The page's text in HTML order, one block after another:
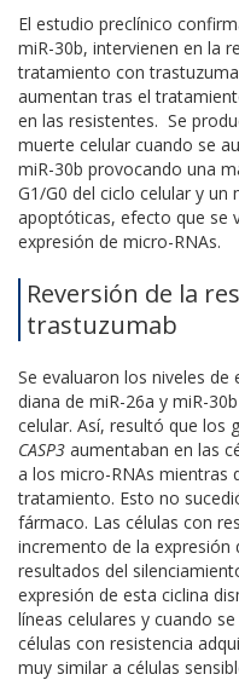
El estudio preclínico
miR-30b, intervienen en la
tratamiento con
aumentan tras el
en las resistentes. Se
muerte celular cuando se
miR-30b provocando una
G1/G0 del ciclo celular y
apoptóticas, efecto que se
expresión de micro-RNAs.
Reversión de la
trastuzumab
Se evaluaron los niveles
diana de miR-26a y miR-
celular. Así, resultó que
CASP3 aumentaban en las
a los micro-RNAs mientras
tratamiento. Esto no
fármaco. Las células con
incremento de la expresión
resultados del
expresión de esta ciclina
líneas celulares y cuando
células con resistencia
muy similar a células